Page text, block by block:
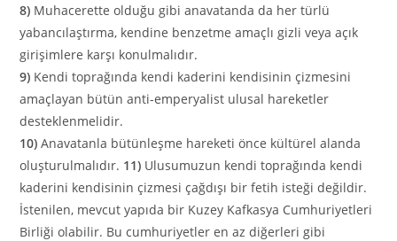
8) Muhacerette olduğu gibi anavatanda da her türlü
yabancılaştırma, kendine benzetme amaçlı gizli veya açık
girişimlere karşı konulmalıdır.
9) Kendi toprağında kendi kaderini kendisinin çizmesini
amaçlayan bütün anti-emperyalist ulusal hareketler
desteklenmelidir.
10) Anavatanla bütünleşme hareketi önce kültürel alanda
oluşturulmalıdır. 11) Ulusumuzun kendi toprağında kendi
kaderini kendisinin çizmesi çağdışı bir fetih isteği değildir.
İstenilen, mevcut yapıda bir Kuzey Kafkasya Cumhuriyetleri
Birliği olabilir. Bu cumhuriyetler en az diğerleri gibi